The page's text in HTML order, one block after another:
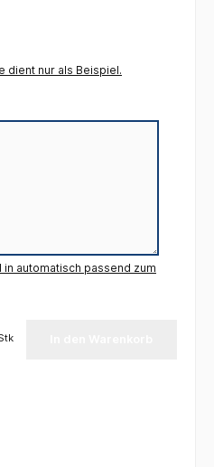
dient nur als Beispiel.
automatisch passend zum